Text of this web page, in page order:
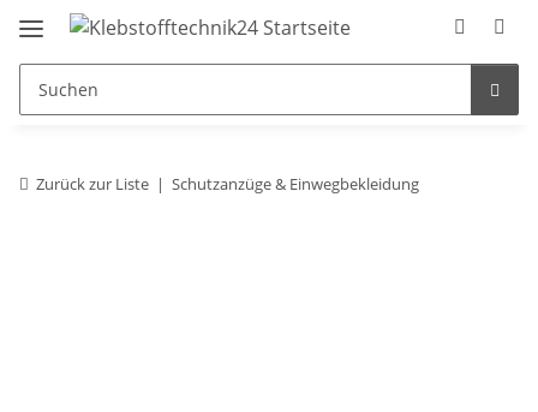
Zurück zur Liste Schutzanzüge & Einwegbekleidung